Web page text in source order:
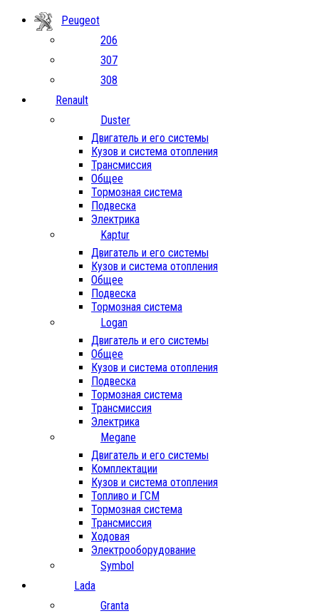
Peugeot
206
307
308
Renault
Duster
Двигатель и его системы
Кузов и система отопления
Трансмиссия
Общее
Тормозная система
Подвеска
Электрика
Kaptur
Двигатель и его системы
Кузов и система отопления
Общее
Подвеска
Тормозная система
Logan
Двигатель и его системы
Общее
Кузов и система отопления
Подвеска
Тормозная система
Трансмиссия
Электрика
Megane
Двигатель и его системы
Комплектации
Кузов и система отопления
Топливо и ГСМ
Тормозная система
Трансмиссия
Ходовая
Электрооборудование
Symbol
Lada
Granta